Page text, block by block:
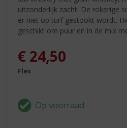
uitzonderlijk zacht. De rokerige
er niet op turf gestookt wordt.
geschikt om puur en in de mix
€ 24,50
Fles